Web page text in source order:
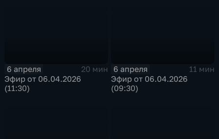
6 апреля
20 мин
Эфир от 06.04.2026
(11:30)
6 апреля
11 мин
Эфир от 06.04.2026
(09:30)